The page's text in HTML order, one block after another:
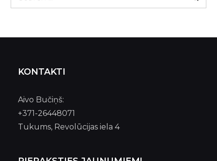
for:
KONTAKTI
Aivo Bučiņš:
+371-26448071
Tukums, Revolūcijas iela 4